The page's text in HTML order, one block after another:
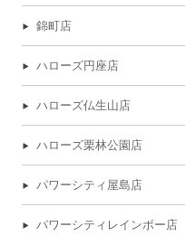
錦町店
ハローズ円座店
ハローズ仏生山店
ハローズ栗林公園店
パワーシティ屋島店
パワーシティレインボー店